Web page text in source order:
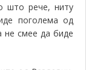
што рече, ниту
поголема од
не смее да биде